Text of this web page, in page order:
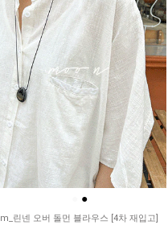
●
m_린넨 오버 돌먼 블라우스 [4차 재입고]